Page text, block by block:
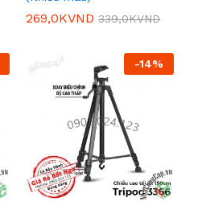
269,0KVND 339,0KVND
-14%